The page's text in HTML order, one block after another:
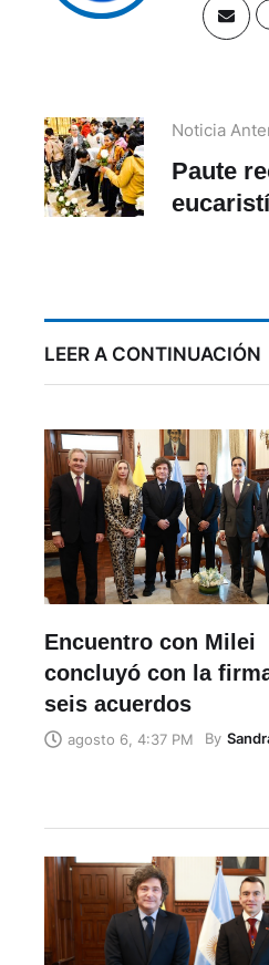
Noticia
Paute
LEER A CONTINUACIÓN
Encuentro con Milei
concluyó con la
seis acuerdos
agosto 6, 4:37 PM By